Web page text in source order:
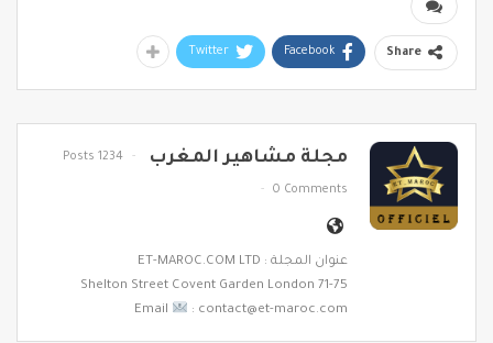
Share
Facebook
Twitter
مجلة مشاهير المغرب 1234 Posts
0 Comments
عنوان المجلة : ET-MAROC.COM LTD
71-75 Shelton Street Covent Garden London
Email
: contact@et-maroc.com